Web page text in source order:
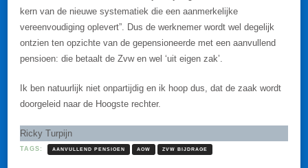
kern van de nieuwe systematiek die een aanmerkelijke
vereenvoudiging oplevert”. Dus de werknemer wordt wel degelijk
ontzien ten opzichte van de gepensioneerde met een aanvullend
pensioen: die betaalt de Zvw en wel ‘uit eigen zak’.
Ik ben natuurlijk niet onpartijdig en ik hoop dus, dat de zaak wordt
doorgeleid naar de Hoogste rechter.
Ricky Turpijn
TAGS: AANVULLEND PENSIOEN AOW ZVW BIJDRAGE